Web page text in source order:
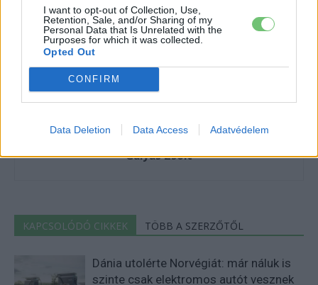
I want to opt-out of Collection, Use,
Retention, Sale, and/or Sharing of my
Personal Data that Is Unrelated with the
Purposes for which it was collected.
Opted Out
CONFIRM
Data Deletion Data Access Adatvédelem
Gulyas Zsolt
KAPCSOLÓDÓ CIKKEK TÖBB A SZERZŐTŐL
Dánia utolérte Norvégiát: már náluk is
szinte csak elektromos autót vesznek